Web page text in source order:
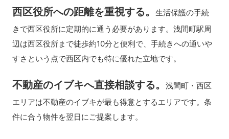
西区役所への距離を重視する。生活保護の手続
きで西区役所に定期的に通う必要があります。浅間町駅周
辺は西区役所まで徒歩約10分と便利で、手続きへの通いや
すさという点で西区内でも特に優れた立地です。
不動産のイブキへ直接相談する。浅間町・西区
エリアは不動産のイブキが最も得意とするエリアです。条
件に合う物件を翌日にご提案します。